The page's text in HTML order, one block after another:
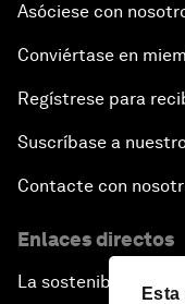
Asóciese con
Conviértase en
Regístrese para
Suscríbase a
Contacte con
Enlaces directos
La sostenibilidad en